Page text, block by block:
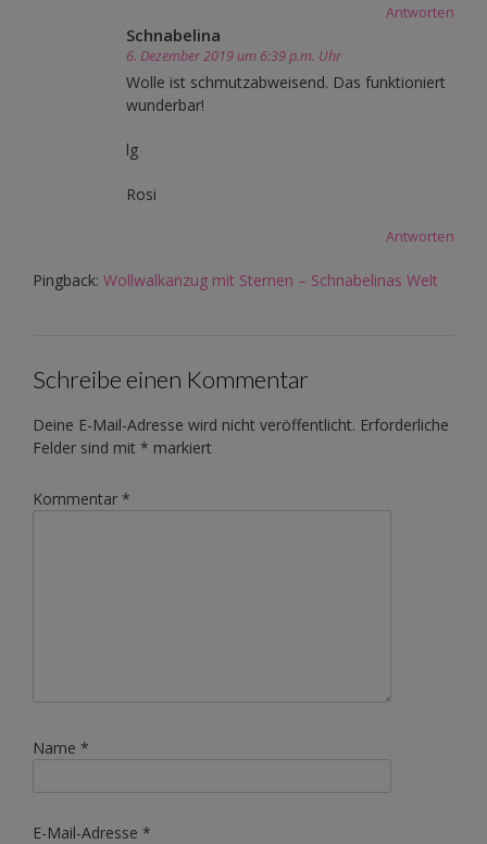
Antworten
Schnabelina
6. Dezember 2019 um 6:39 p.m. Uhr
Wolle ist schmutzabweisend. Das funktioniert
wunderbar!
lg
Rosi
Antworten
Pingback: Wollwalkanzug mit Sternen – Schnabelinas Welt
Schreibe einen Kommentar
Deine E-Mail-Adresse wird nicht veröffentlicht. Erforderliche
Felder sind mit * markiert
Kommentar *
Name *
E-Mail-Adresse *